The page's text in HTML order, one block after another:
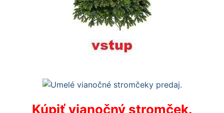
Kúpiť vianočný stromček.